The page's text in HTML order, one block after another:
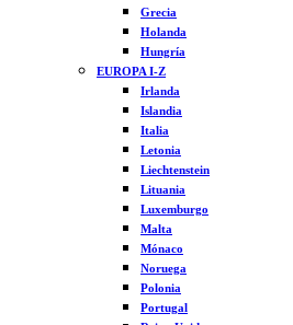
Grecia
Holanda
Hungría
EUROPA I-Z
Irlanda
Islandia
Italia
Letonia
Liechtenstein
Lituania
Luxemburgo
Malta
Mónaco
Noruega
Polonia
Portugal